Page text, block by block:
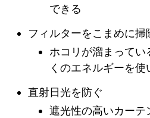
できる
フィルターをこまめに掃
ホコリが溜まってい
くのエネルギーを
直射日光を防ぐ
遮光性の高いカーテ